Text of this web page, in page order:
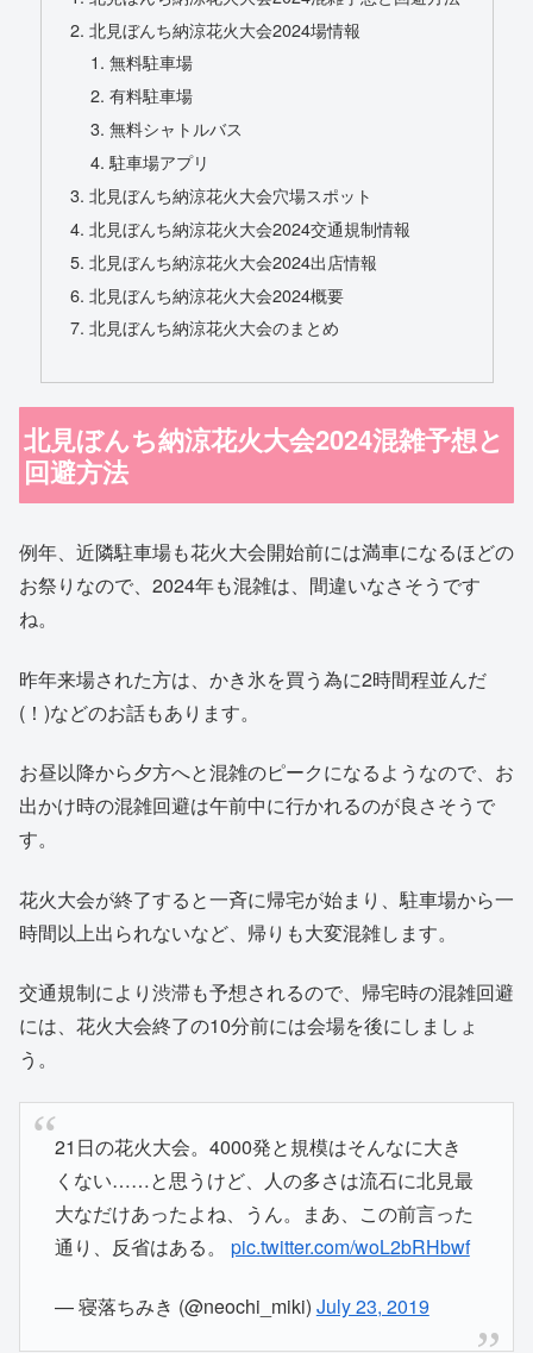
北見ぼんち納涼花火大会2024場情報
無料駐車場
有料駐車場
無料シャトルバス
駐車場アプリ
北見ぼんち納涼花火大会穴場スポット
北見ぼんち納涼花火大会2024交通規制情報
北見ぼんち納涼花火大会2024出店情報
北見ぼんち納涼花火大会2024概要
北見ぼんち納涼花火大会のまとめ
北見ぼんち納涼花火大会2024混雑予想と
回避方法
例年、近隣駐車場も花火大会開始前には満車になるほどの
お祭りなので、2024年も混雑は、間違いなさそうです
ね。
昨年来場された方は、かき氷を買う為に2時間程並んだ
(！)などのお話もあります。
お昼以降から夕方へと混雑のピークになるようなので、お
出かけ時の混雑回避は午前中に行かれるのが良さそうで
す。
花火大会が終了すると一斉に帰宅が始まり、駐車場から一
時間以上出られないなど、帰りも大変混雑します。
交通規制により渋滞も予想されるので、帰宅時の混雑回避
には、花火大会終了の10分前には会場を後にしましょ
う。
21日の花火大会。4000発と規模はそんなに大き
くない……と思うけど、人の多さは流石に北見最
大なだけあったよね、うん。まあ、この前言った
通り、反省はある。 pic.twitter.com/woL2bRHbwf
— 寝落ちみき (@neochi_miki) July 23, 2019